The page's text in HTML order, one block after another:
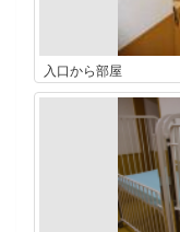
入口から部屋